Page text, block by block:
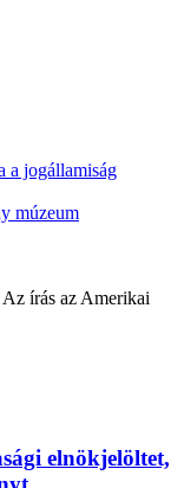
a jogállamiság
múzeum
írás az Amerikai
elnökjelöltet,